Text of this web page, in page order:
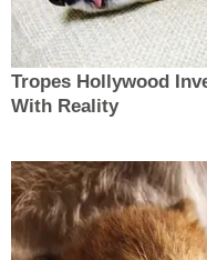
Tropes Hollywood
With Reality